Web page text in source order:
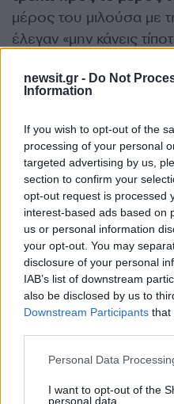
newsit.gr - Do Not
Information
If you wish to opt-out of the
processing of your personal
targeted advertising by us,
section to confirm your
opt-out request is processed
interest-based ads based on
us or personal information
your opt-out. You may
disclosure of your personal
IAB’s list of downstream
also be disclosed by us to
Downstream Participants that
Please note that this
not limited to your visit or
Personal Data
I want to opt-out of the
personal data.
μέρος του μιλούσα με
έλεγαν «μην κάνεις
κατάλαβε έγκαιρα τις
έδειχνε σε όλες τις
τον τρόμο που